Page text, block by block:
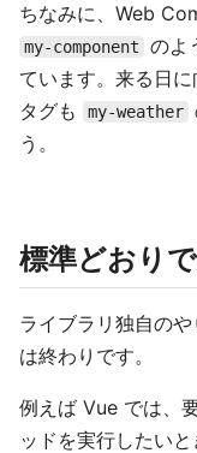
ちなみに、Web
my-component
のよ
ています。来る日
タグも my-weather
う。
標準どおり
ライブラリ独自の
は終わりです。
例えば Vue では、
ッドを実行したいと